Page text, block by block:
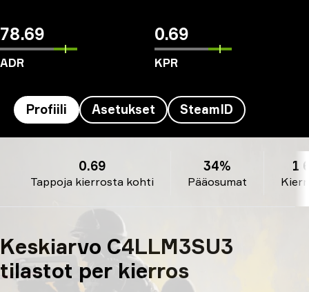
78.69
ADR
0.69
KPR
Profiili Asetukset SteamID
Tappoja kierrosta kohti
0.69
Pääosumat
34% 1
Keskiarvo C4LLM3SU3
tilastot per kierros